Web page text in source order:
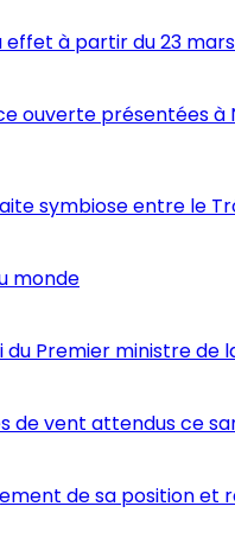
effet à partir du 23
ouverte présentées à
symbiose entre le
monde
Premier ministre de
de vent attendus ce
de sa position et